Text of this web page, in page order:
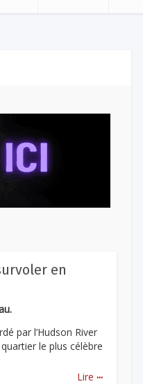
en
par l’Hudson River
le plus célèbre
Lire ...